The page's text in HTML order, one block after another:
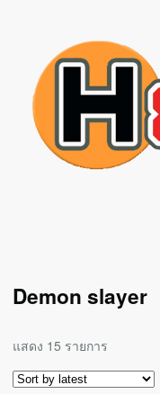
Demon slayer
แสดง 15 รายการ